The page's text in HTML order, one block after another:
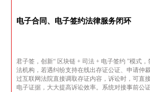
电子合同、电子签约法律服务闭环
君子签，创新“ 区块链 + 司法 + 电子签约 ”模式
法机构，若遇纠纷支持在线出存证公证、申请仲
过互联网法院直接调取存证内容，诉讼时，可直
电子证据，大大提高诉讼效率。系统对接事前公